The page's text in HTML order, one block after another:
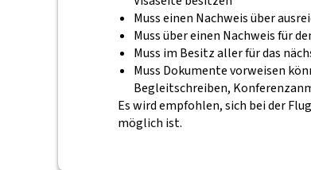
Muss einen Nachweis über
Muss über einen Nachweis für
Muss im Besitz aller für das
Muss Dokumente vorweisen
Begleitschreiben,
Es wird empfohlen, sich bei der
möglich ist.